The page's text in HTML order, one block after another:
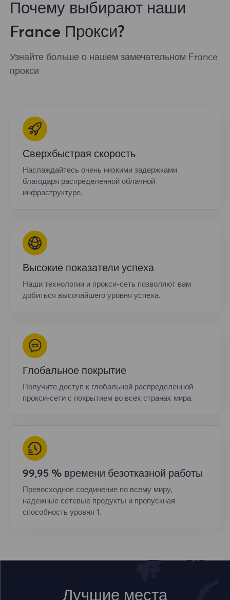
Почему выбирают наши
France Прокси?
Узнайте больше о нашем замечательном France
прокси
Сверхбыстрая скорость
Наслаждайтесь очень низкими задержками
благодаря распределенной облачной
инфраструктуре.
Высокие показатели успеха
Наши технологии и прокси-сеть позволяют вам
добиться высочайшего уровня успеха.
Глобальное покрытие
Получите доступ к глобальной распределенной
прокси-сети с покрытием во всех странах мира.
99,95 % времени безотказной работы
Превосходное соединение по всему миру,
надежные сетевые продукты и пропускная
способность уровня 1.
Лучшие места